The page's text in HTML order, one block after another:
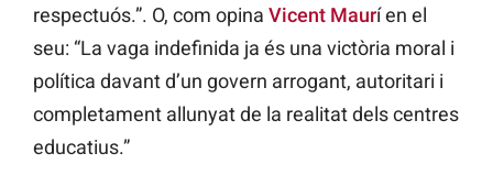
respectuós.”. O, com opina Vicent Maurí en el
seu: “La vaga indefinida ja és una victòria moral i
política davant d’un govern arrogant, autoritari i
completament allunyat de la realitat dels centres
educatius.”